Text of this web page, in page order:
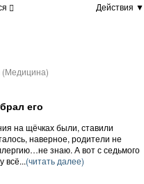
Действия ▼
(Медицина)
его
на щёчках были, ставили
наверное, родители не
знаю. А вот с седьмого
всё...(читать далее)